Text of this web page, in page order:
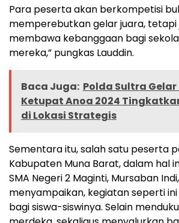
Para peserta akan berkompetisi
memperebutkan gelar juara, tetapi
membawa kebanggaan bagi
mereka,” pungkas Lauddin.
Baca Juga: Polda Sultra
Ketupat Anoa 2024
di Lokasi Strategis
Sementara itu, salah satu peserta
Kabupaten Muna Barat, dalam hal
SMA Negeri 2 Maginti, Mursaban Indi,
menyampaikan, kegiatan seperti
bagi siswa-siswinya. Selain